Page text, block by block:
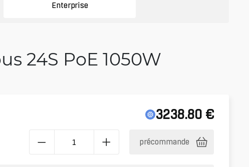
Enterprise
24S PoE 1050W
3238.80 €
précommande